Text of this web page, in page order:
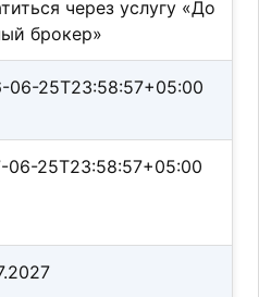
через услугу «До
брокер»
06-25T23:58:57+05:00
06-25T23:58:57+05:00